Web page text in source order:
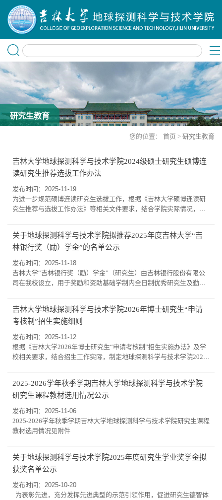
研究生教育
您的位置： 首页 > 研究生教育
吉林大学地球探测科学与技术学院2024级硕士研究生硕博连
读研究生推荐选拔工作办法
发布时间：2025-11-19
为进一步规范硕博连读研究生选拔工作，根据《吉林大学硕博连读研
究生推荐与选拔工作办法》等相关文件要求，结合学院实际情况，制
法，品行端正，在硕士研究生阶段无违法违纪行为。2、申请人是
2024年以全国统一考试或推荐免试方式进入我校学习的全日制非定向
硕士研究生。3、申请人在硕士研究生阶段完成...
关于地球探测科学与技术学院拟推荐2025年度吉林大学“吉
林银行奖（励）学金”的名单公示
发布时间：2025-11-18
吉林大学“吉林银行奖（励）学金”（研究生）由吉林银行股份有限公
司在我校设立，用于奖励和资助基础学制内全日制优秀研究生及勤奋
公示时间为2025年11月18日至2025年11月20日，如对公示内容存有异
议，请在公示期内实名以书面或邮件的形式向研究生办公室反映情
况。联系人：周老师电话：0431-88502388...
吉林大学地球探测科学与技术学院2026年博士研究生“申请
考核制”招生实施细则
发布时间：2025-11-12
根据《吉林大学2026年博士研究生“申请考核制”招生实施办法》及学
校相关要求，结合招生工作实际，制定地球探测科学与技术学院2026
全面考察学生的综合素质，建立更加科学有效的优秀博士生选拔方
式，选拔出拔尖创新型人才。实施博士研究生招生“申请考核制”，应
遵循如下选拔原则：1.专家考核，集...
2025-2026学年秋季学期吉林大学地球探测科学与技术学院
研究生课程教材选用情况公示
发布时间：2025-11-06
2025-2026学年秋季学期吉林大学地球探测科学与技术学院研究生课程
教材选用情况见附件
关于地球探测科学与技术学院2025年度研究生学业奖学金拟
获奖名单公示
发布时间：2025-10-20
为表彰先进，充分发挥先进典型的示范引领作用，促进研究生德智体